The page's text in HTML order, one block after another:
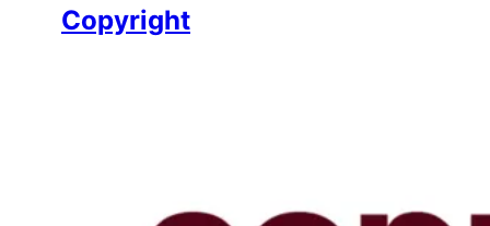
Copyright